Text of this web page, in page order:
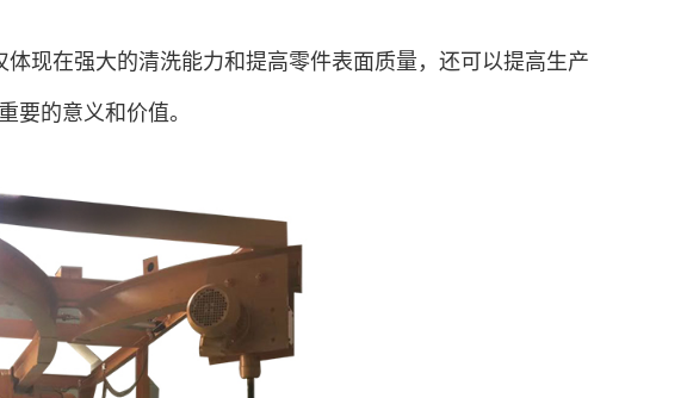
现在强大的清洗能力和提高零件表面质量，还可以提高生产
要的意义和价值。